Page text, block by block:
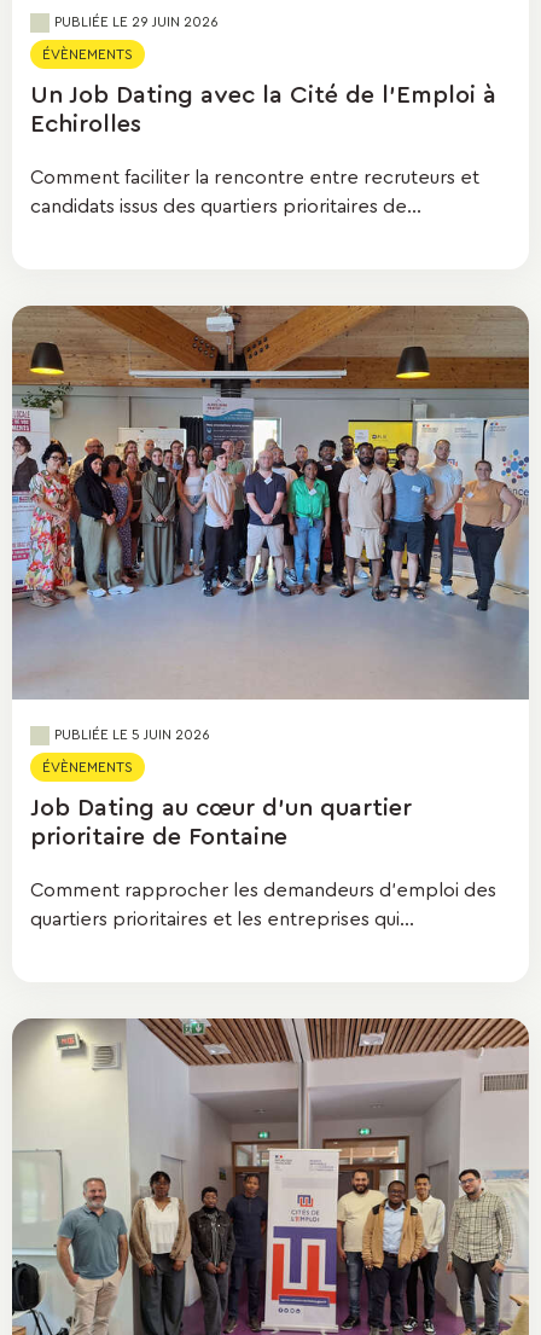
PUBLIÉE LE 29 JUIN 2026
ÉVÈNEMENTS
Un Job Dating avec la Cité de l'Emploi à
Echirolles
Comment faciliter la rencontre entre recruteurs et
candidats issus des quartiers prioritaires de...
PUBLIÉE LE 5 JUIN 2026
ÉVÈNEMENTS
Job Dating au cœur d'un quartier
prioritaire de Fontaine
Comment rapprocher les demandeurs d'emploi des
quartiers prioritaires et les entreprises qui...